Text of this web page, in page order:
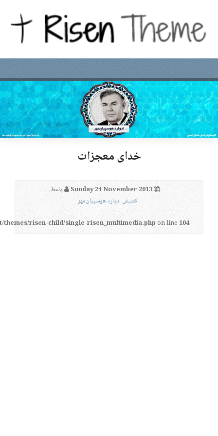
خدای معجزات
Sunday 24 November 2013
واعظ:
کشیش ادوارد هوسپیان‌مهر
risen-child/single-risen_multimedia.phpon line104